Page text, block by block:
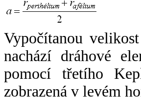
Vypočítanou velikost
nachází dráhové
pomocí třetího
zobrazená v levém